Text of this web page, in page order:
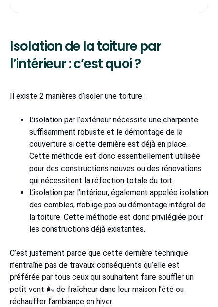
Isolation de la toiture par
l’intérieur : c’est quoi ?
Il existe 2 manières d’isoler une toiture :
L’isolation par l’extérieur nécessite une charpente
suffisamment robuste et le démontage de la
couverture si cette dernière est déjà en place.
Cette méthode est donc essentiellement utilisée
pour des constructions neuves ou des rénovations
qui nécessitent la réfection totale du toit.
L’isolation par l’intérieur, également appelée isolation
des combles, n’oblige pas au démontage intégral de
la toiture. Cette méthode est donc privilégiée pour
les constructions déjà existantes.
C’est justement parce que cette dernière technique
n’entraîne pas de travaux conséquents qu’elle est
préférée par tous ceux qui souhaitent faire souffler un
petit vent 🌬 de fraîcheur dans leur maison l’été ou
réchauffer l’ambiance en hiver.